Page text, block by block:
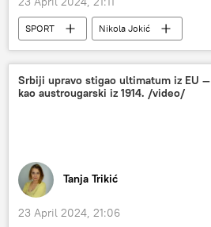
SPORT
Nikola Jokić
NBA u bojama Srbije
Sport
Srbiji upravo stigao ultimatum iz EU —
kao austrougarski iz 1914. /video/
Tanja Trikić
23 April 2024, 21:06